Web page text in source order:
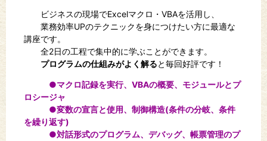
ビジネスの現場でExcelマクロ・VBAを活用し、
業務効率UPのテクニックを身につけたい方に最適な
講座です。
全2日の工程で集中的に学ぶことができます。
プログラムの仕組みがよく解ると毎回好評です！
●マクロ記録を実行、VBAの概要、モジュールとプ
ロシージャ
●変数の宣言と使用、制御構造(条件の分岐、条件
を繰り返す)
●対話形式のプログラム、デバッグ、帳票管理のプ